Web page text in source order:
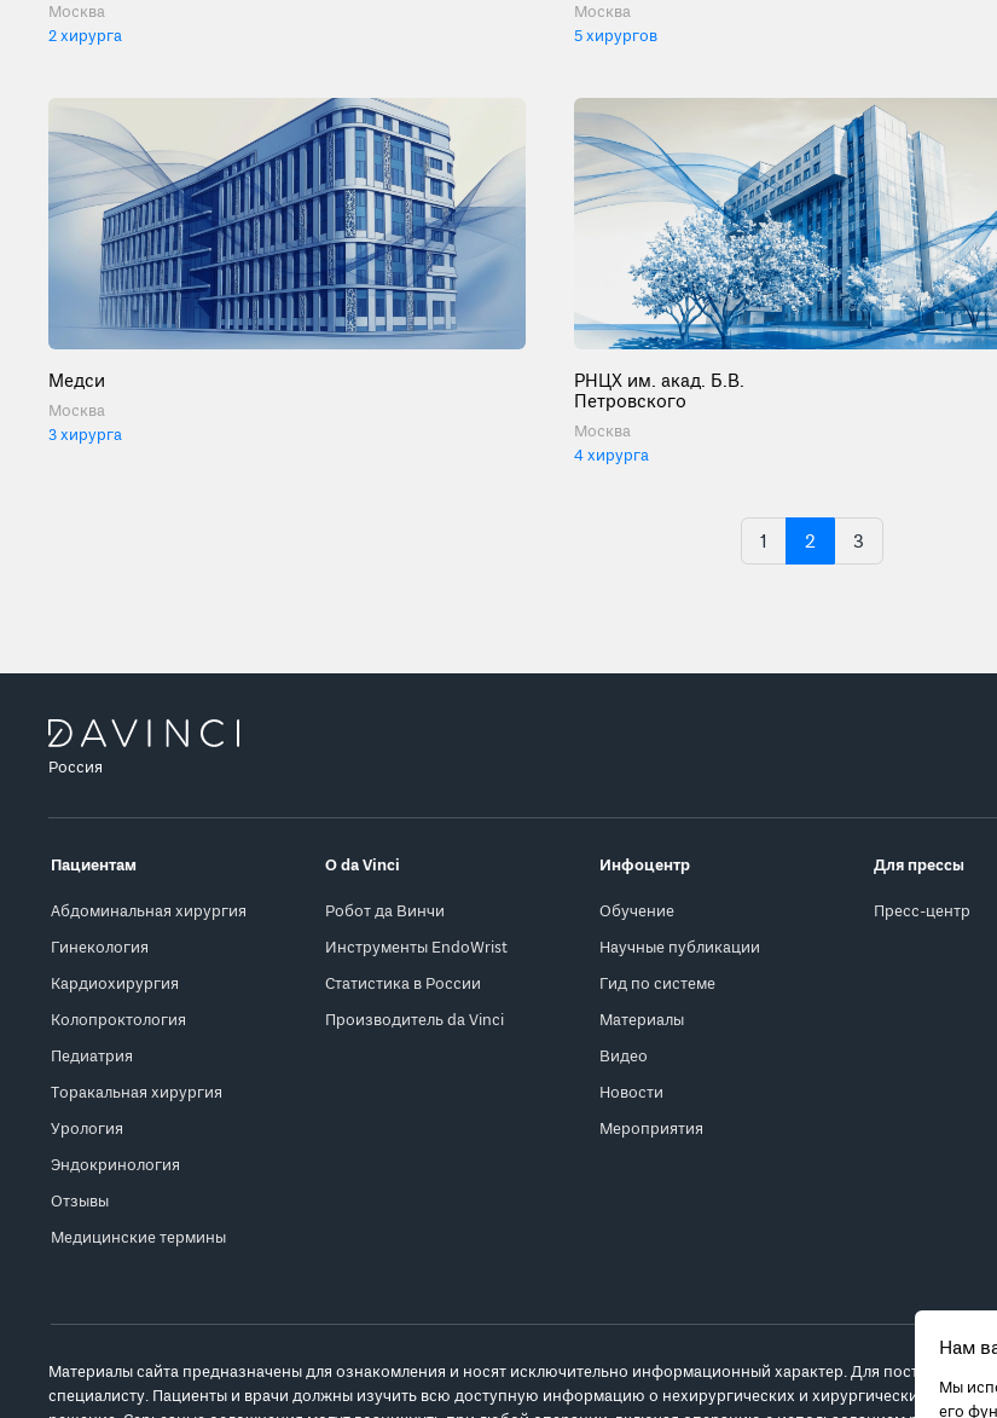
Москва
2 хирурга
Москва
5 хирургов
Медси
Москва
3 хирурга
РНЦХ им. акад. Б.В.
Петровского
Москва
4 хирурга
1 2 3
Нам
Мы
его
Россия
Пациентам
Абдоминальная хирургия
Гинекология
Кардиохирургия
Колопроктология
Педиатрия
Торакальная хирургия
Урология
Эндокринология
Отзывы
Медицинские термины
О da Vinci
Робот да Винчи
Инструменты EndoWrist
Статистика в России
Производитель da Vinci
Инфоцентр
Обучение
Научные публикации
Гид по системе
Материалы
Видео
Новости
Мероприятия
Для прессы
Пресс-центр
Материалы сайта предназначены для ознакомления и носят исключительно информационный характер. Для постановки
специалисту. Пациенты и врачи должны изучить всю доступную информацию о нехирургических и хирургических